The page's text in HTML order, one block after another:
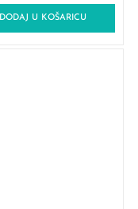
DODAJ U KOŠARICU